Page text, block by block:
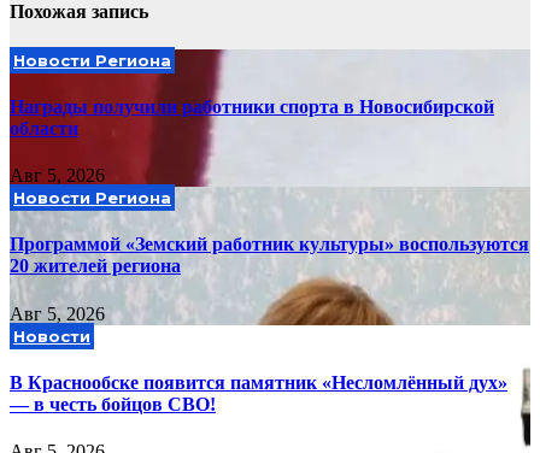
Похожая запись
Новости Региона
Награды получили работники спорта в Новосибирской
области
Авг 5, 2026
Новости Региона
Программой «Земский работник культуры» воспользуются
20 жителей региона
Авг 5, 2026
Новости
В Краснообске появится памятник «Несломлённый дух»
— в честь бойцов СВО!